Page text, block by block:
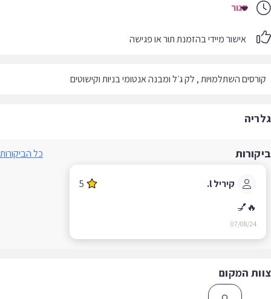
סגור
אישור מיידי בהזמנת תור או פגישה
השתלמויות , לק ג׳ל ומבנה אנטומי בניות וקישוטים
כל הביקורות
קיריל l.
5
🔥💅
07/08/24
המקום